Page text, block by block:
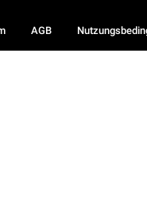
AGB